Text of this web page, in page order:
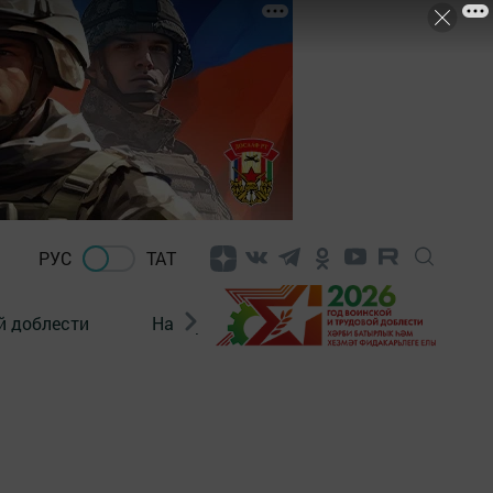
РУС ТАТ
доблести Нацпроекты Поколение будущего